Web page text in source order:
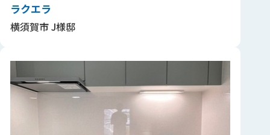
ラクエラ
横須賀市 J様邸